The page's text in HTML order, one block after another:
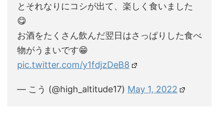
とそれなりにコシが出て、楽しく食いました
😋
お酒をたくさん飲んだ翌日はさっぱりした食べ
物がうまいです😁
pic.twitter.com/y1fdjzDeB8
— こう (@high_altitude17) May 1, 2022